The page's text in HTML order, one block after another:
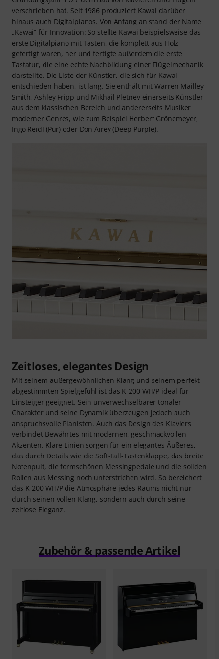
verschrieben hat. Seit 1986 produziert Kawai darüber
hinaus auch Digitalpianos. Von Anfang an stand der Name
„Kawai“ für Innovation: So stellte Kawai beispielsweise das
erste Digitalpiano mit Tasten, die komplett aus Holz
gefertigt waren, her und fertigte außerdem die erste
Tastatur, die eine echte Nachbildung einer Flügelmechanik
darstellte. Die Liste der Künstler, die sich für Kawai
entschieden haben, ist lang. Sie enthält mit Warren Mailley
Smith, Ashley Fripp und Mikhail Pletnev einerseits Künstler
aus dem klassischen Bereich und andererseits Musiker
moderner Genres, wie zum Beispiel Herbert Grönemeyer,
Ingo Reidl (Pur) oder Don Airey (Deep Purple).
Zeitloses, elegantes Design
Mit seinem außergewöhnlichen Klang und seinem perfekt
abgestimmten Spielgefühl ist das K-200 WH/P ideal für
Einsteiger geeignet. Sein unverwechselbarer tonaler
Charakter und seine Dynamik überzeugen jedoch auch
anspruchsvolle Pianisten. Auch das Design des Klaviers
verbindet Bewährtes mit modernen, geschmackvollen
Akzenten. Klare Linien sorgen für ein elegantes Äußeres,
das durch Details wie die Soft-Fall-Tastenklappe, das breite
Notenpult, die formschönen Messingpedale und die soliden
Rollen aus Messing noch unterstrichen wird. So bereichert
das K-200 WH/P die Atmosphäre jedes Raums nicht nur
durch seinen vollen Klang, sondern auch durch seine
zeitlose Eleganz.
Zubehör & passende Artikel